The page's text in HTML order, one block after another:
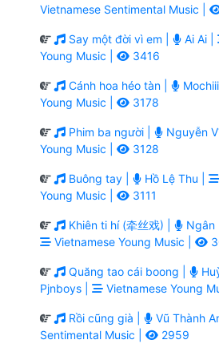
Vietnamese Sentimental Music |
Say một đời vì em | Ai Ai |
Young Music |
3416
Cánh hoa héo tàn | Mochiii
Young Music |
3178
Phim ba người | Nguyễn
Young Music |
3128
Buông tay | Hồ Lệ Thu |
Young Music |
3111
Khiên ti hí (牵丝戏) |
Ngân
Vietnamese Young Music |
Quăng tao cái boong |
Pjnboys |
Vietnamese Young
Rồi cũng già | Vũ Thành
Sentimental Music |
2959